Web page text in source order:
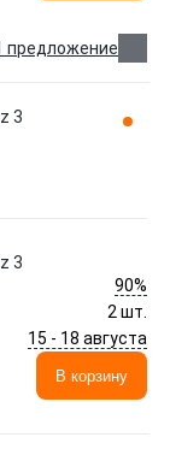
предложение
3
3
90%
2 шт.
15 - 18 августа
В корзину